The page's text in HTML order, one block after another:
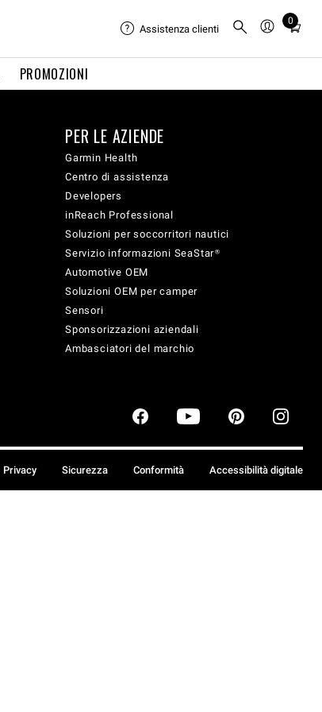
PROMOZIONI
Assistenza clienti
0
Total
cart:
PER LE AZIENDE
Garmin Health
Centro di assistenza
Developers
inReach Professional
Soluzioni per soccorritori nautici
Servizio informazioni SeaStar®
Automotive OEM
Soluzioni OEM per camper
Sensori
Sponsorizzazioni aziendali
Ambasciatori del marchio
Privacy Sicurezza Conformità Accessibilità digitale